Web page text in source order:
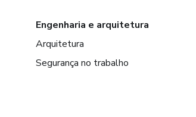
Engenharia e arquitetura
Arquitetura
Segurança no trabalho